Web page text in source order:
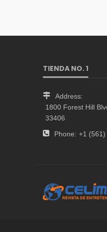
TIENDA NO. 1
Address:
1800 Forest Hill
33406
Phone: +1